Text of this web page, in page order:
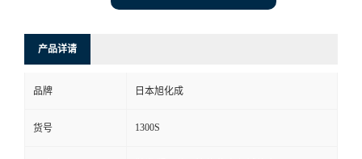
产品详请
品牌 日本旭化成
货号 1300S